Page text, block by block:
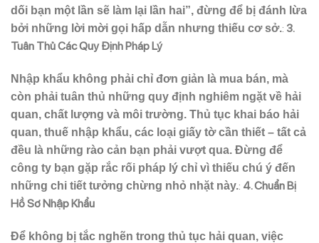
dối bạn một lần sẽ làm lại lần hai”, đừng để bị đánh lừa
bởi những lời mời gọi hấp dẫn nhưng thiếu cơ sở.: 3.
Tuân Thủ Các Quy Định Pháp Lý
Nhập khẩu không phải chỉ đơn giản là mua bán, mà
còn phải tuân thủ những quy định nghiêm ngặt về hải
quan, chất lượng và môi trường. Thủ tục khai báo hải
quan, thuế nhập khẩu, các loại giấy tờ cần thiết – tất cả
đều là những rào cản bạn phải vượt qua. Đừng để
công ty bạn gặp rắc rối pháp lý chỉ vì thiếu chú ý đến
những chi tiết tưởng chừng nhỏ nhặt này.: 4. Chuẩn Bị
Hồ Sơ Nhập Khẩu
Để không bị tắc nghẽn trong thủ tục hải quan, việc